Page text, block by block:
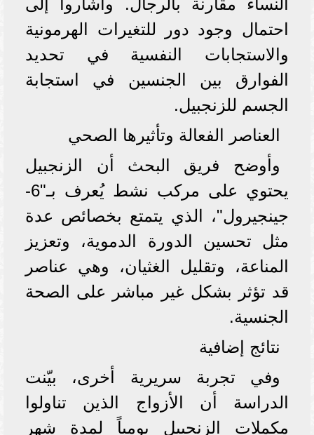
احتمال وجود دور للتغيرات الهرمونية
والاستجابات النفسية في تحديد
الفوارق بين الجنسين في استجابة
الجسم للزنجبيل.
العناصر الفعالة وتأثيرها الصحي
وأوضح فريق البحث أن الزنجبيل
يحتوي على مركب نشط يُعرف بـ"6-
جينجيرول"، الذي يتمتع بخصائص عدة
مثل تحسين الدورة الدموية، وتعزيز
المناعة، وتقليل الغثيان، وهي عناصر
قد تؤثر بشكل غير مباشر على الصحة
الجنسية.
نتائج إضافية
وفي تجربة سريرية أخرى، بيّنت
الدراسة أن الأزواج الذين تناولوا
مكملات الزنجبيل يومياً لمدة شهر